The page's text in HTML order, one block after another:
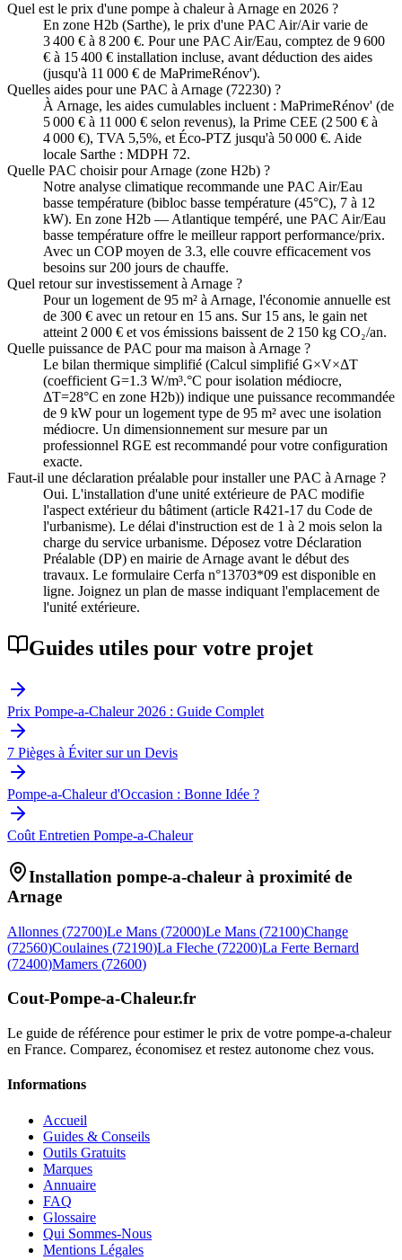
Quel est le prix d'une pompe à chaleur à Arnage en 2026 ?
En zone H2b (Sarthe), le prix d'une PAC Air/Air varie de
3 400 € à 8 200 €. Pour une PAC Air/Eau, comptez de 9 600
€ à 15 400 € installation incluse, avant déduction des aides
(jusqu'à 11 000 € de MaPrimeRénov').
Quelles aides pour une PAC à Arnage (72230) ?
À Arnage, les aides cumulables incluent : MaPrimeRénov' (de
5 000 € à 11 000 € selon revenus), la Prime CEE (2 500 € à
4 000 €), TVA 5,5%, et Éco-PTZ jusqu'à 50 000 €. Aide
locale Sarthe : MDPH 72.
Quelle PAC choisir pour Arnage (zone H2b) ?
Notre analyse climatique recommande une PAC Air/Eau
basse température (bibloc basse température (45°C), 7 à 12
kW). En zone H2b — Atlantique tempéré, une PAC Air/Eau
basse température offre le meilleur rapport performance/prix.
Avec un COP moyen de 3.3, elle couvre efficacement vos
besoins sur 200 jours de chauffe.
Quel retour sur investissement à Arnage ?
Pour un logement de 95 m² à Arnage, l'économie annuelle est
de 300 € avec un retour en 15 ans. Sur 15 ans, le gain net
atteint 2 000 € et vos émissions baissent de 2 150 kg CO₂/an.
Quelle puissance de PAC pour ma maison à Arnage ?
Le bilan thermique simplifié (Calcul simplifié G×V×ΔT
(coefficient G=1.3 W/m³.°C pour isolation médiocre,
ΔT=28°C en zone H2b)) indique une puissance recommandée
de 9 kW pour un logement type de 95 m² avec une isolation
médiocre. Un dimensionnement sur mesure par un
professionnel RGE est recommandé pour votre configuration
exacte.
Faut-il une déclaration préalable pour installer une PAC à Arnage ?
Oui. L'installation d'une unité extérieure de PAC modifie
l'aspect extérieur du bâtiment (article R421-17 du Code de
l'urbanisme). Le délai d'instruction est de 1 à 2 mois selon la
charge du service urbanisme. Déposez votre Déclaration
Préalable (DP) en mairie de Arnage avant le début des
travaux. Le formulaire Cerfa n°13703*09 est disponible en
ligne. Joignez un plan de masse indiquant l'emplacement de
l'unité extérieure.
Guides utiles pour votre projet
Prix Pompe-a-Chaleur 2026 : Guide Complet
7 Pièges à Éviter sur un Devis
Pompe-a-Chaleur d'Occasion : Bonne Idée ?
Coût Entretien Pompe-a-Chaleur
Installation pompe-a-chaleur à proximité de
Arnage
Allonnes (72700)Le Mans (72000)Le Mans (72100)Change
(72560)Coulaines (72190)La Fleche (72200)La Ferte Bernard
(72400)Mamers (72600)
Cout-Pompe-a-Chaleur.fr
Le guide de référence pour estimer le prix de votre pompe-a-chaleur
en France. Comparez, économisez et restez autonome chez vous.
Informations
Accueil
Guides & Conseils
Outils Gratuits
Marques
Annuaire
FAQ
Glossaire
Qui Sommes-Nous
Mentions Légales